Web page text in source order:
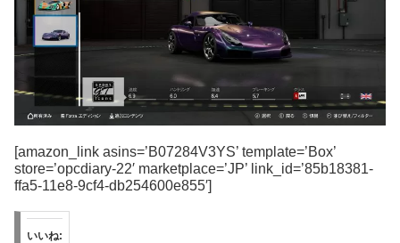
[amazon_link asins=’B07284V3YS’ template=’Box’
store=’opcdiary-22′ marketplace=’JP’ link_id=’85b18381-
ffa5-11e8-9cf4-db254600e855′]
いいね: